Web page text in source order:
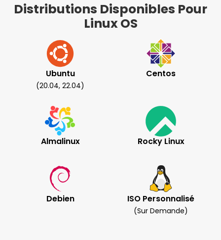
Distributions Disponibles Pour
Linux OS
Ubuntu
(20.04, 22.04)
Centos
Almalinux Rocky Linux
Debien ISO Personnalisé
(sur Demande)